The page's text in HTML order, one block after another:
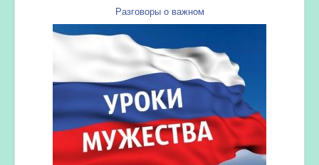
Разговоры о важном